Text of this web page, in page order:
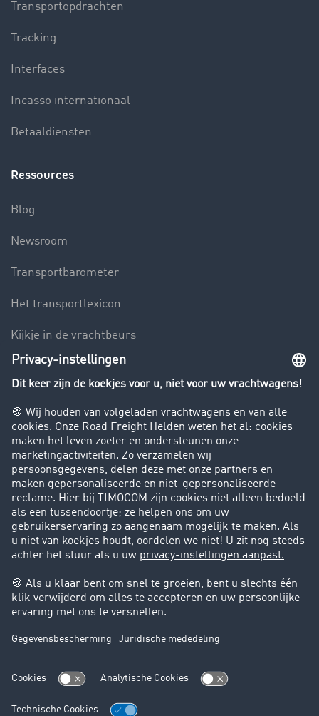
Transportopdrachten
Tracking
Interfaces
Incasso internationaal
Betaaldiensten
Ressources
Blog
Newsroom
Transportbarometer
Het transportlexicon
Kijkje in de vrachtbeurs
Rijverbod voor vrachtwagens
Bedrijf
Success Stories
Klanten werven klanten
Support
Contact
Juridische informatie
Juridische info
Algemene voorwaarden